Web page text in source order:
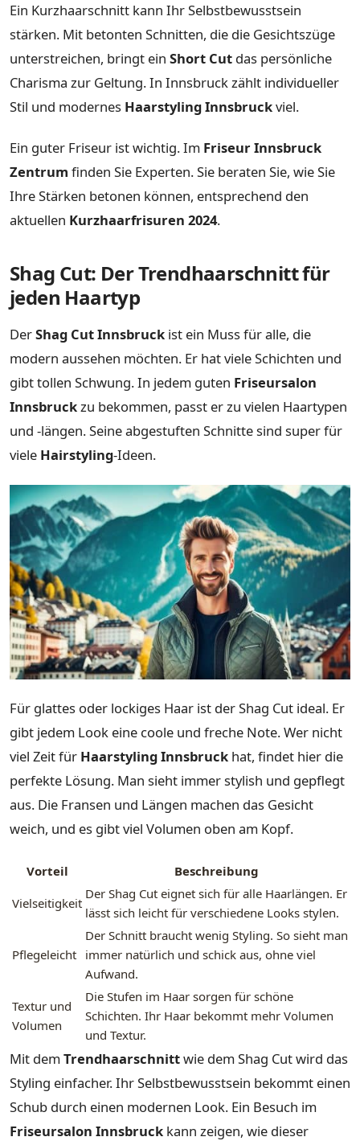
Ein Kurzhaarschnitt kann Ihr Selbstbewusstsein
stärken. Mit betonten Schnitten, die die Gesichtszüge
unterstreichen, bringt ein Short Cut das persönliche
Charisma zur Geltung. In Innsbruck zählt individueller
Stil und modernes Haarstyling Innsbruckviel.
Ein guter Friseur ist wichtig. Im Friseur Innsbruck
Zentrum finden Sie Experten. Sie beraten Sie, wie Sie
Ihre Stärken betonen können, entsprechend den
aktuellen Kurzhaarfrisuren 2024.
Shag Cut: Der Trendhaarschnitt für
jeden Haartyp
DerShag Cut Innsbruck ist ein Muss für alle, die
modern aussehen möchten. Er hat viele Schichten und
gibt tollen Schwung. In jedem guten Friseursalon
Innsbruckzu bekommen, passt er zu vielen Haartypen
und -längen. Seine abgestuften Schnitte sind super für
viele Hairstyling-Ideen.
Für glattes oder lockiges Haar ist der Shag Cut ideal. Er
gibt jedem Look eine coole und freche Note. Wer nicht
viel Zeit für Haarstyling Innsbruck hat, findet hier die
perfekte Lösung. Man sieht immer stylish und gepflegt
aus. Die Fransen und Längen machen das Gesicht
weich, und es gibt viel Volumen oben am Kopf.
Vorteil
Beschreibung
Vielseitigkeit
Der Shag Cut eignet sich für alle Haarlängen. Er
lässt sich leicht für verschiedene Looks stylen.
Pflegeleicht
Der Schnitt braucht wenig Styling. So sieht man
immer natürlich und schick aus, ohne viel
Aufwand.
Textur und
Volumen
Die Stufen im Haar sorgen für schöne
Schichten. Ihr Haar bekommt mehr Volumen
und Textur.
Mit demTrendhaarschnittwie dem Shag Cut wird das
Styling einfacher. Ihr Selbstbewusstsein bekommt einen
Schub durch einen modernen Look. Ein Besuch im
Friseursalon Innsbruck kann zeigen, wie dieser